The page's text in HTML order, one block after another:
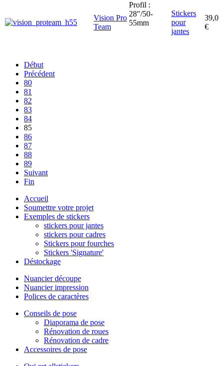
Vision Pro
Team
Profil :
28"/50-
55mm
Stickers
pour
jantes
39,0
€
Début
Précédent
80
81
82
83
84
85
86
87
88
89
Suivant
Fin
Accueil
Soumettre votre projet
Exemples de stickers
stickers pour jantes
stickers pour cadres
Stickers pour fourches
Stickers 'Signature'
Déstockage
Nuancier découpe
Nuancier impression
Polices de caractères
Conseils de pose
Diaporama de pose
Rénovation de roues
Rénovation de cadre
Accessoires de pose